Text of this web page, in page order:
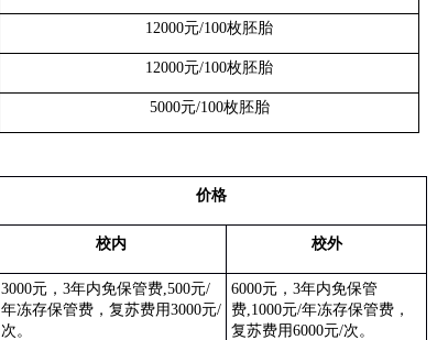
12000元/100枚胚胎
12000元/100枚胚胎
5000元/100枚胚胎
价格
校内 校外
3000元， 3年内免保管费,500元/
年冻存保管费，复苏费用3000元/
次。
6000元， 3年内免保管
费,1000元/年冻存保管费，
复苏费用6000元/次。